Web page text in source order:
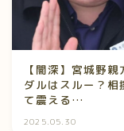
【闇深】宮城野
ダルはスルー？
て震える…
2025.05.30